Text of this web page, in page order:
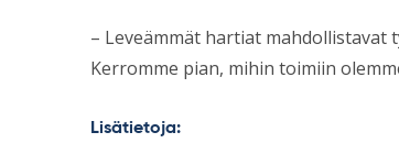
– Leveämmät hartiat
Kerromme pian, mihin toimiin
Lisätietoja: